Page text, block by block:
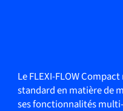
Le FLEXI-FLOW
standard en matière de
ses fonctionnalités